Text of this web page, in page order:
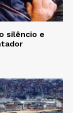
silêncio e